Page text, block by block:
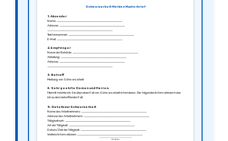
Schwarzarbeit Melden Musterbrief
1. Absender
Name: ________________________________
Adresse: ________________________________
________________________________
Telefonnummer: ________________________________
E-Mail: ________________________________
2. Empfänger
Name der Behörde: ________________________________
Abteilung: ________________________________
Adresse: ________________________________
________________________________
3. Betreff
Meldung von Schwarzarbeit
4. Sehr geehrte Damen und Herren,
Hiermit möchte ich Sie über einen Fall von Schwarzarbeit informieren. Die folgenden Informationen habe
ich zu dem betreffenden Fall:
5. Details zur Schwarzarbeit
Name des Arbeitnehmers: ________________________________
Adresse des Arbeitnehmers: ________________________________
Tätigkeitsort: ________________________________
Art der Tätigkeit: ________________________________
Datum/Zeit der Tätigkeit: ________________________________
Weitere Informationen: ________________________________
________________________________
Ort, Datum